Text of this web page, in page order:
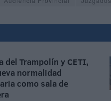
del Trampolín y CETI,
normalidad
como sala de